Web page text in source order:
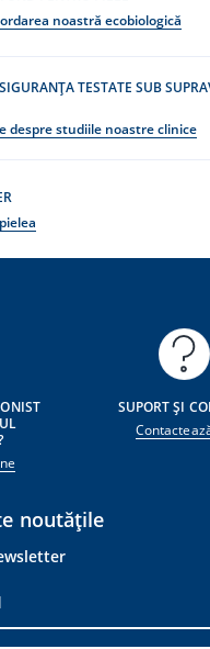
noastră ecobiologică
TESTATE SUB
despre studiile noastre clinice
SUPORT ȘI
noutățile